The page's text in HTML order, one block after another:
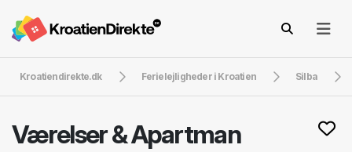
Kroatiendirekte.dk Ferielejligheder i Kroatien Silba
Værelser & Apartman